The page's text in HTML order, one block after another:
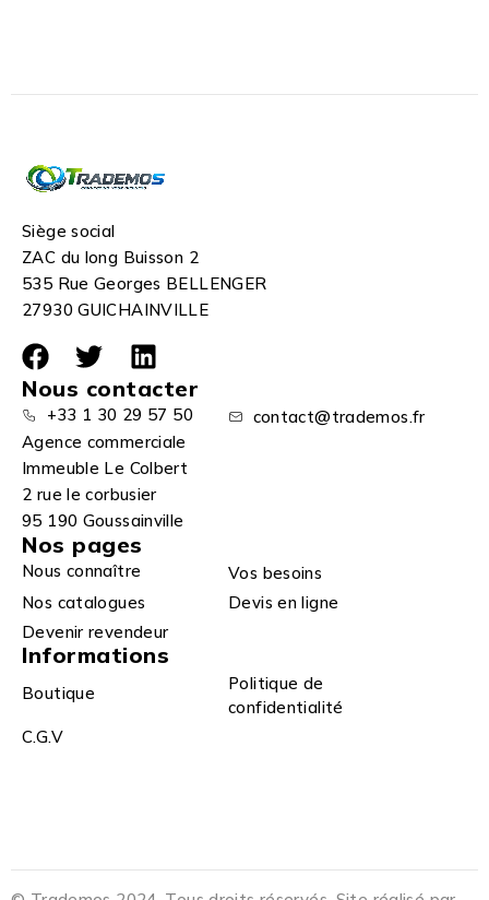
Siège social
ZAC du long Buisson 2
535 Rue Georges BELLENGER
27930 GUICHAINVILLE
Nous contacter
+33 1 30 29 57 50
contact@trademos.fr
Agence commerciale
Immeuble Le Colbert
2 rue le corbusier
95 190 Goussainville
Nos pages
Nous connaître
Vos besoins
Nos catalogues
Devis en ligne
Devenir revendeur
Informations
Boutique
Politique de
confidentialité
C.G.V